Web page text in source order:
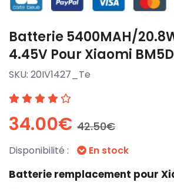
Batterie 5400MAH/
4.45V Pour Xiaomi
SKU: 20IV1427_Te
34.00€ 42.50€
Disponibilité : En stock
Batterie remplacement pour